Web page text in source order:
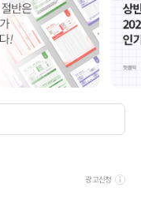
광고신청